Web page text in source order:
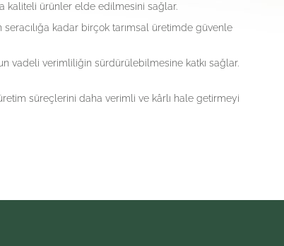
kaliteli ürünler elde edilmesini sağlar.
kadar birçok tarımsal üretimde güvenle
vadeli verimliliğin sürdürülebilmesine katkı sağlar.
süreçlerini daha verimli ve kârlı hale getirmeyi